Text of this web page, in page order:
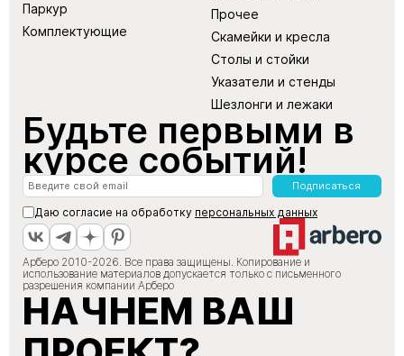
Паркур
Комплектующие
Прочее
Скамейки и кресла
Столы и стойки
Указатели и стенды
Шезлонги и лежаки
Будьте первыми в
курсе событий!
Подписаться
Даю согласие на обработку персональных данных
Арберо 2010-2026. Все права защищены. Копирование и
использование материалов допускается только с письменного
разрешения компании Арберо
НАЧНЕМ ВАШ